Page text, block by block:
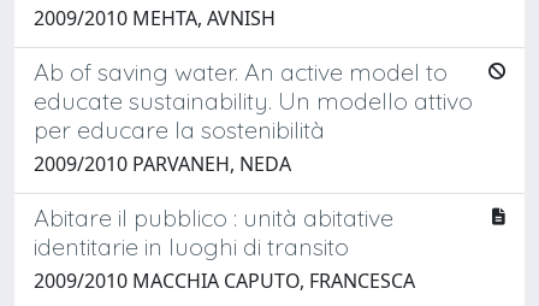
2009/2010 MEHTA, AVNISH
Ab of saving water. An active model to
educate sustainability. Un modello attivo
per educare la sostenibilità
2009/2010 PARVANEH, NEDA
Abitare il pubblico : unità abitative
identitarie in luoghi di transito
2009/2010 MACCHIA CAPUTO, FRANCESCA